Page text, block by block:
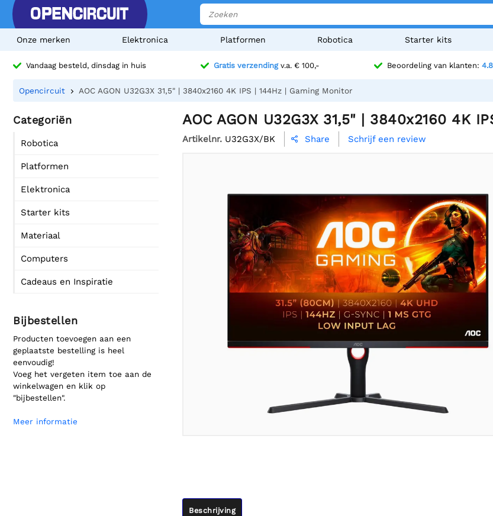
Onze merken Elektronica Platformen Robotica Starter kits
Vandaag besteld, dinsdag in huis Gratis verzendingv.a. € 100,- Beoordeling van klanten: 4.8
Opencircuit AOC AGON U32G3X 31,5" | 3840x2160 4K IPS | 144Hz | Gaming Monitor
Categoriën
Robotica
Platformen
Elektronica
Starter kits
Materiaal
Computers
Cadeaus en Inspiratie
Bijbestellen
Producten toevoegen aan een
geplaatste bestelling is heel
eenvoudig!
Voeg het vergeten item toe aan de
winkelwagen en klik op
"bijbestellen".
Meer informatie
AOC AGON U32G3X 31,5" | 3840x2160 4K
Artikelnr. U32G3X/BK  Share Schrijf een review
Beschrijving